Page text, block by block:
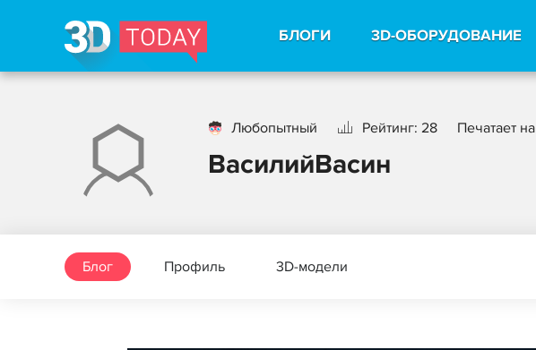
БЛОГИ 3D-ОБОРУДОВАНИЕ
Любопытный Рейтинг: 28 Печатает на
ВасилийВасин
Блог Профиль 3D-модели